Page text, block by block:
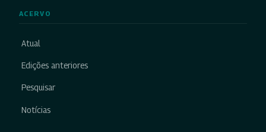
ACERVO
Atual
Edições anteriores
Pesquisar
Notícias